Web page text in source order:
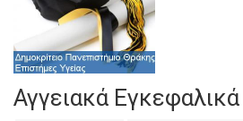
Αγγειακά